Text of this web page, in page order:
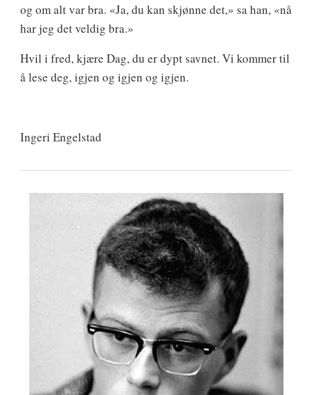
og om alt var bra. «Ja, du kan skjønne det,» sa han, «nå
har jeg det veldig bra.»
Hvil i fred, kjære Dag, du er dypt savnet. Vi kommer til
å lese deg, igjen og igjen og igjen.
Ingeri Engelstad